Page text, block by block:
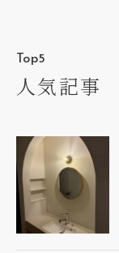
Top5
人気記事